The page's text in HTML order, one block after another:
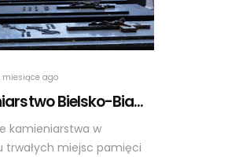
miesiące ago
Bielsko-Bia...
kamieniarstwa w
trwałych miejsc pamięci